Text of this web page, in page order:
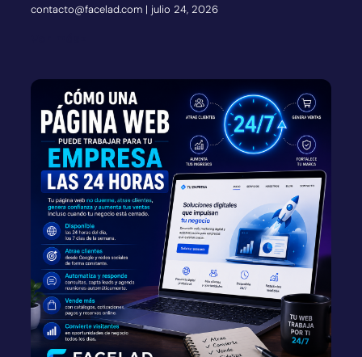
contacto@facelad.com julio 24, 2026